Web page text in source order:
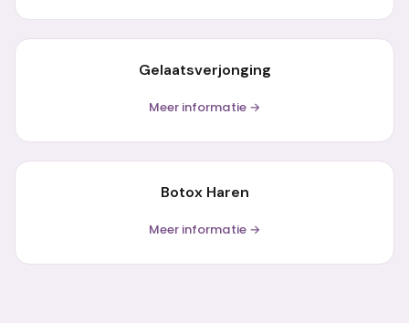
Gelaatsverjonging
Meer informatie →
Botox Haren
Meer informatie →